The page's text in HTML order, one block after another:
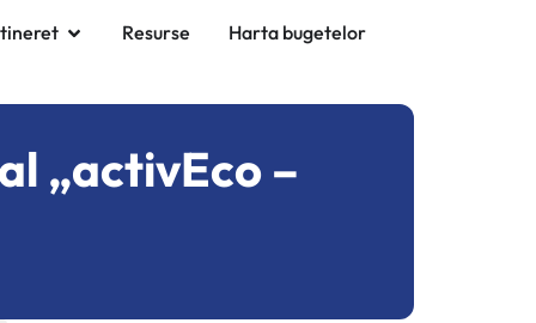
Resurse Harta bugetelor
„activEco –